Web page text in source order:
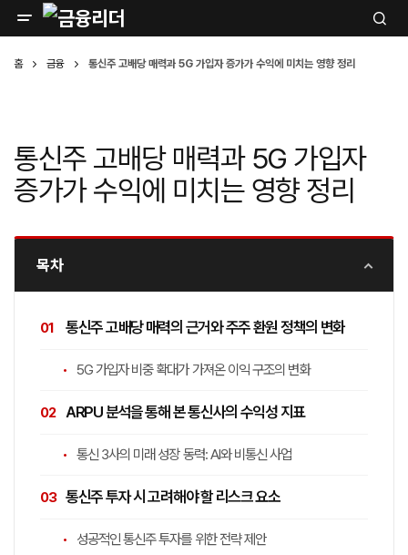
홈 금융 통신주 고배당 매력과 5G 가입자 증가가 수익에 미치는 영향 정리
통신주 고배당 매력과 5G 가입자
증가가 수익에 미치는 영향 정리
목차
통신주 고배당 매력의 근거와 주주 환원 정책의 변화
5G 가입자 비중 확대가 가져온 이익 구조의 변화
ARPU 분석을 통해 본 통신사의 수익성 지표
통신 3사의 미래 성장 동력: AI와 비통신 사업
통신주 투자 시 고려해야 할 리스크 요소
성공적인 통신주 투자를 위한 전략 제안